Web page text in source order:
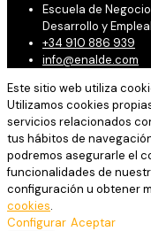
Escuela de
Desarrollo y
+34 910 886 939
info@enalde.com
Este sitio web utiliza
Utilizamos cookies
servicios relacionados
tus hábitos de
podremos asegurarle el
funcionalidades de
configuración u obtener
cookies.
Configurar Aceptar